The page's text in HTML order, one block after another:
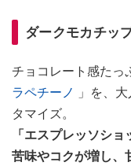
ダークモカチッ
チョコレート感たっ
ラペチーノ
」を、
タマイズ。
「エスプレッソシ
苦味やコクが増し、